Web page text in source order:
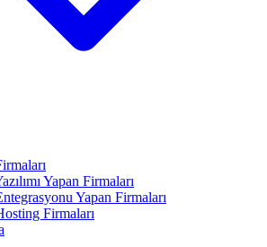
Yapan Firmaları
Yapan Firmaları
Firmaları